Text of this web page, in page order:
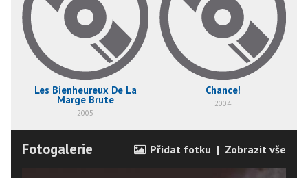
Les Bienheureux De La
Marge Brute
2005
Chance!
2004
Fotogalerie Přidat fotku | Zobrazit vše